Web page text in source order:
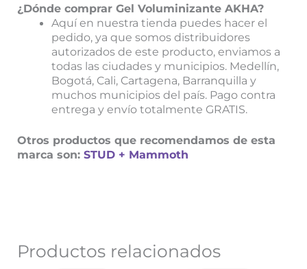
¿Dónde comprar Gel Voluminizante AKHA?
Aquí en nuestra tienda puedes hacer el
pedido, ya que somos distribuidores
autorizados de este producto, enviamos a
todas las ciudades y municipios. Medellín,
Bogotá, Cali, Cartagena, Barranquilla y
muchos municipios del país. Pago contra
entrega y envío totalmente GRATIS.
Otros productos que recomendamos de esta
marca son:STUD + Mammoth
Productos relacionados